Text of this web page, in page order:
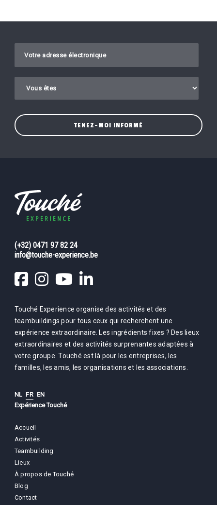
Gelieve dit veld leeg te laten.
(+32) 0471 97 82 24
info@touche-experience.be
Touché Experience organise des activités et des
teambuildings pour tous ceux qui recherchent une
expérience extraordinaire. Les ingrédients fixes ? Des lieux
extraordinaires et des activités surprenantes adaptées à
votre groupe. Touché est là pour les entreprises, les
familles, les amis, les organisations et les associations.
Expérience Touché
Accueil
Activités
Teambuilding
Lieux
À propos de Touché
Blog
Contact
NL FR EN